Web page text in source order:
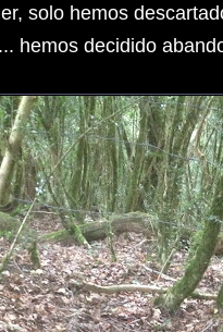
solo hemos
hemos decidido